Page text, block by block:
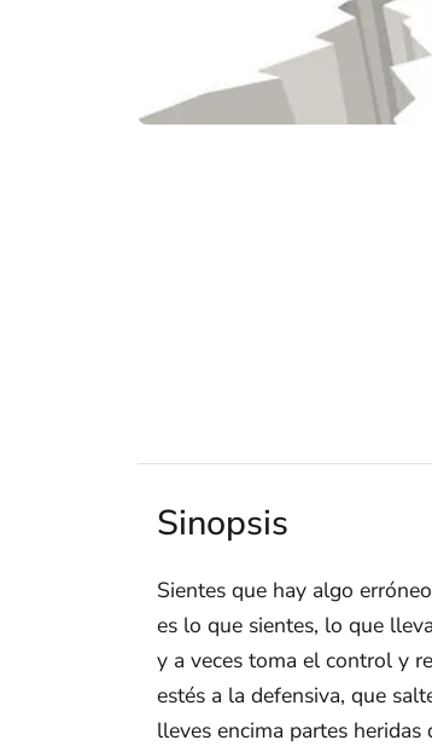
Sinopsis
Sientes que hay algo
es lo que sientes, lo que
y a veces toma el control y
estés a la defensiva, que
lleves encima partes